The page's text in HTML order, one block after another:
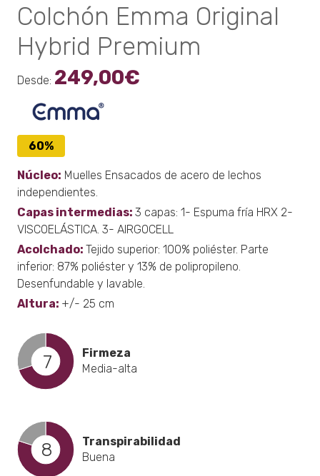
Colchón Emma Original
Hybrid Premium
Desde: 249,00€
60%
Núcleo: Muelles Ensacados de acero de lechos
independientes.
Capas intermedias: 3 capas: 1- Espuma fría HRX 2-
VISCOELÁSTICA. 3- AIRGOCELL
Acolchado: Tejido superior: 100% poliéster. Parte
inferior: 87% poliéster y 13% de polipropileno.
Desenfundable y lavable.
Altura: +/- 25 cm
7
Firmeza
Media-alta
8
Transpirabilidad
Buena